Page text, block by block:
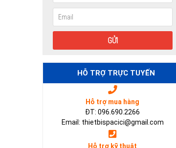
HỖ TRỢ TRỰC TUYẾN
Hỗ trợ mua hàng
ĐT: 096.690.2266
Email: thietbispacici@gmail.com
Hỗ trợ kỹ thuật